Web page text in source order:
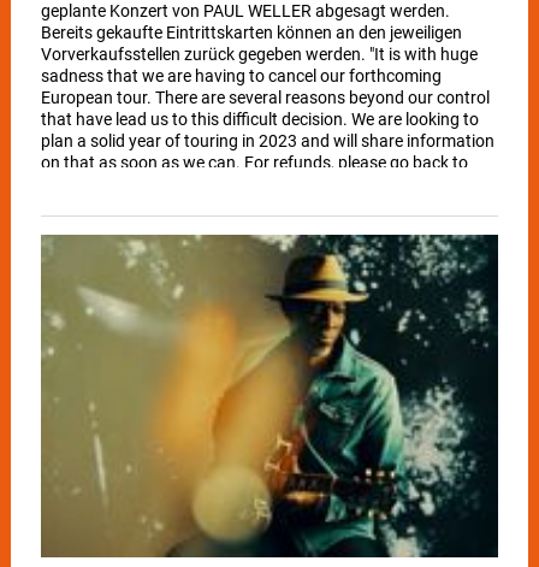
geplante Konzert von PAUL WELLER abgesagt werden.
Bereits gekaufte Eintrittskarten können an den jeweiligen
Vorverkaufsstellen zurück gegeben werden. "It is with huge
sadness that we are having to cancel our forthcoming
European tour. There are several reasons beyond our control
that have lead us to this difficult decision. We are looking to
plan a solid year of touring in 2023 and will share information
on that as soon as we can. For refunds, please go back to